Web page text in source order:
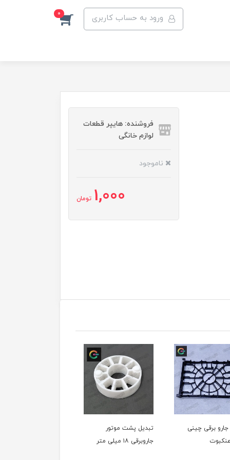
ورود به حساب کاربری 0
فروشنده: هایپر قطعات
لوازم خانگی
ناموجود
1,000 تومان
جارو برقی چینی
تبدیل پشت موتور
جاروبرقی ۱۸ میلی متر